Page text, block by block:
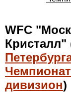
WFC
Кристалл"
дивизион)